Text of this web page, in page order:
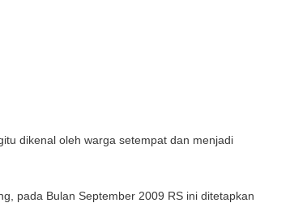
dikenal oleh warga setempat dan menjadi
pada Bulan September 2009 RS ini ditetapkan